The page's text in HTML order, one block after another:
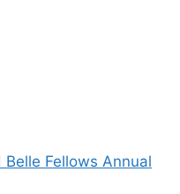
Fellows Annual